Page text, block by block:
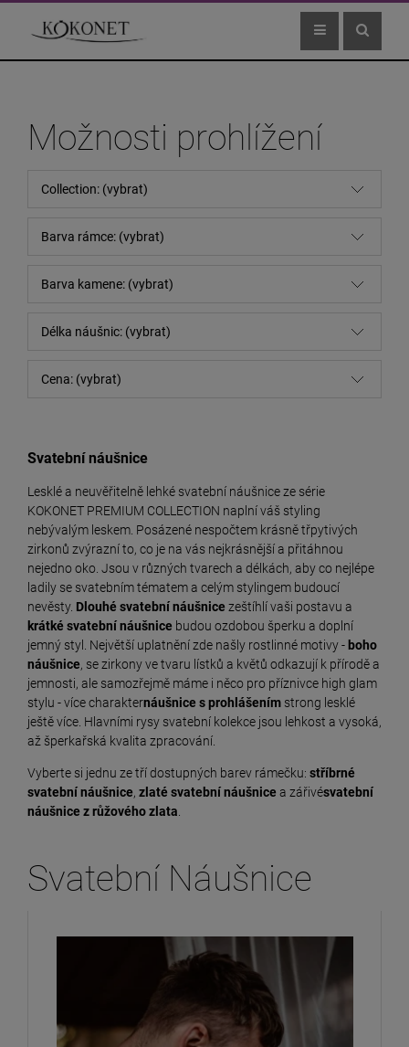
Možnosti prohlížení
Collection: (vybrat)
Barva rámce: (vybrat)
Barva kamene: (vybrat)
Délka náušnic: (vybrat)
Cena: (vybrat)
Svatební náušnice
Lesklé a neuvěřitelně lehké svatební náušnice ze série
KOKONET PREMIUM COLLECTION naplní váš styling
nebývalým leskem. Posázené nespočtem krásně třpytivých
zirkonů zvýrazní to, co je na vás nejkrásnější a přitáhnou
nejedno oko. Jsou v různých tvarech a délkách, aby co nejlépe
ladily se svatebním tématem a celým stylingem budoucí
nevěsty. Dlouhé svatební náušnice zeštíhlí vaši postavu a
krátké svatební náušnice budou ozdobou šperku a doplní
jemný styl. Největší uplatnění zde našly rostlinné motivy - boho
náušnice, se zirkony ve tvaru lístků a květů odkazují k přírodě a
jemnosti, ale samozřejmě máme i něco pro příznivce high glam
stylu - více charakternáušnice s prohlášením strong lesklé
ještě více. Hlavními rysy svatební kolekce jsou lehkost a vysoká,
až šperkařská kvalita zpracování.
Vyberte si jednu ze tří dostupných barev rámečku: stříbrné
svatební náušnice, zlaté svatební náušnice a zářivésvatební
náušnice z růžového zlata
Svatební Náušnice